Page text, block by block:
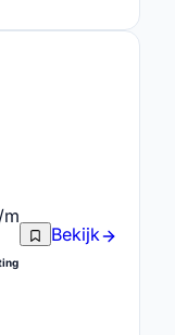
Bekijk